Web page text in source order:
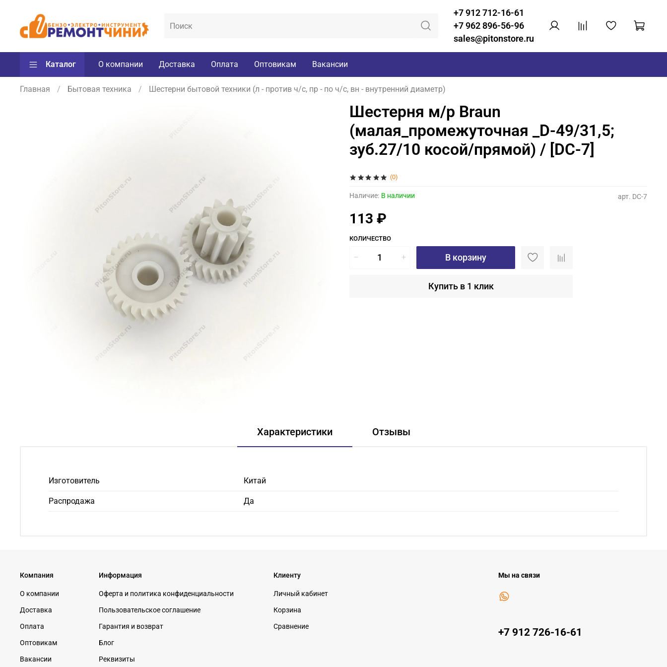
+7 912 712-16-61
+7 962 896-56-96
sales@pitonstore.ru
Каталог О компании Доставка Оплата Оптовикам Вакансии
Главная Бытовая техника Шестерни бытовой техники (л - против ч/с, пр - по ч/с, вн - внутренний диаметр)
(0)
арт. DC-7
Наличие: В наличии
Шестерня м/р Braun
(малая_промежуточная _D-49/31,5;
зуб.27/10 косой/прямой) / [DC-7]
113 ₽
КОЛИЧЕСТВО
В корзину
Купить в 1 клик
Характеристики Отзывы
Изготовитель Китай
Распродажа Да
Компания
О компании
Доставка
Оплата
Оптовикам
Вакансии
Информация
Оферта и политика конфиденциальности
Пользовательское соглашение
Гарантия и возврат
Блог
Реквизиты
Клиенту
Личный кабинет
Корзина
Сравнение
Мы на связи
+7 912 726-16-61